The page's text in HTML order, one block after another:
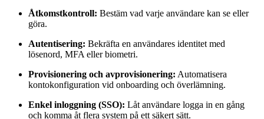
Åtkomstkontroll: Bestäm vad varje användare kan se eller
göra.
Autentisering: Bekräfta en användares identitet med
lösenord, MFA eller biometri.
Provisionering och avprovisionering: Automatisera
kontokonfiguration vid onboarding och överlämning.
Enkel inloggning (SSO): Låt användare logga in en gång
och komma åt flera system på ett säkert sätt.